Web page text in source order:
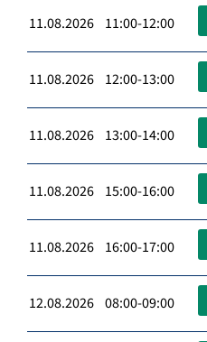
11.08.2026 11:00-12:00
11.08.2026 12:00-13:00
11.08.2026 13:00-14:00
11.08.2026 15:00-16:00
11.08.2026 16:00-17:00
12.08.2026 08:00-09:00